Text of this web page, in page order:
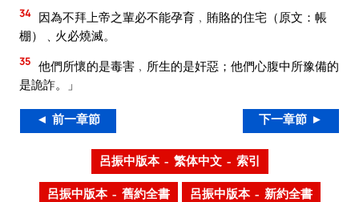
34 因為不拜上帝之輩必不能孕育﹐賄賂的住宅（原文：帳
棚）﹑火必燒滅。
35 他們所懷的是毒害﹐所生的是奸惡；他們心腹中所豫備的
是詭詐。」
◄ 前一章節 下一章節 ►
呂振中版本 – 繁体中文 – 索引
呂振中版本 – 舊約全書 呂振中版本 – 新約全書